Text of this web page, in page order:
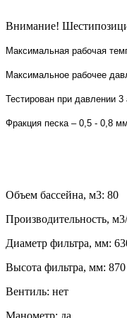
Внимание!
Максимальная рабочая
Максимальное рабочее
Тестирован при давлении
Фракция песка – 0,5 - 0,8 мм
Объем бассейна, м3: 80
Производительность,
Диаметр фильтра, мм:
Высота фильтра, мм: 870
Вентиль: нет
Манометр: да